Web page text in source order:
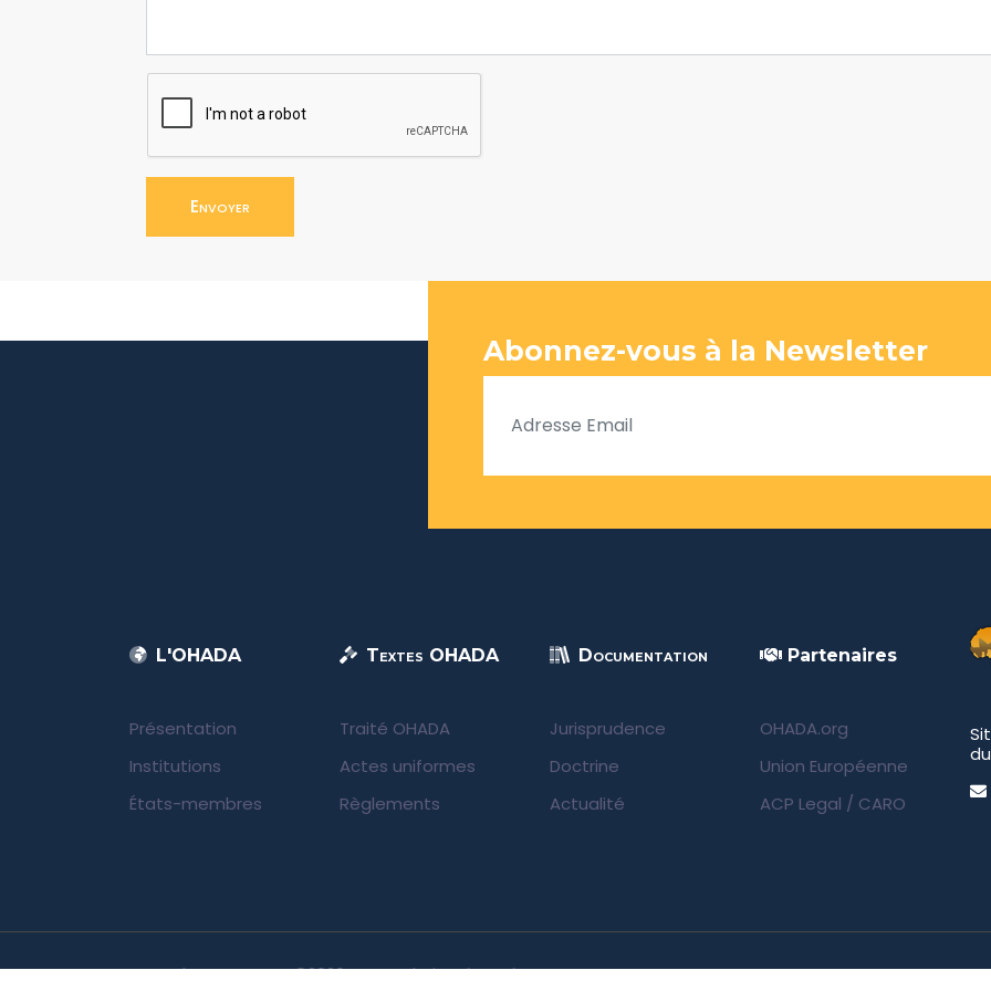
Envoyer
Abonnez-vous à la Newsletter
L'OHADA
Présentation
Institutions
États-membres
Textes OHADA
Traité OHADA
Actes uniformes
Règlements
Documentation
Jurisprudence
Doctrine
Actualité
Partenaires
OHADA.org
Union Européenne
ACP Legal / CARO
UNIDA | OHADA.com©2026 • Tous droits réservés